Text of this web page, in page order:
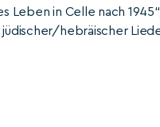
Leben in Celle nach
hebräischer